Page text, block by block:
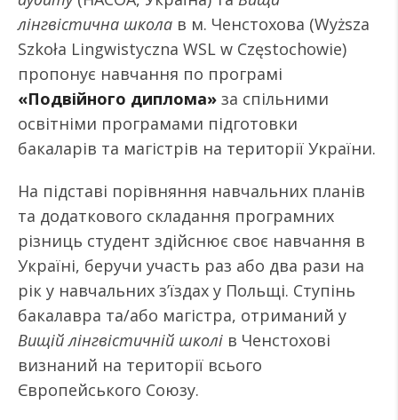
лінгвістична школа в м. Ченстохова (Wyższa
Szkoła Lingwistyczna WSL w Częstochowie)
пропонує навчання по програмі
«Подвійного диплома» за спільними
освітніми програмами підготовки
бакаларів та магістрів на території України.
На підставі порівняння навчальних планів
та додаткового складання програмних
різниць студент здійснює своє навчання в
Україні, беручи участь раз або два рази на
рік у навчальних з’їздах у Польщі. Ступінь
бакалавра та/або магістра, отриманий у
Вищій лінгвістичній школі в Ченстохові
визнаний на території всього
Європейського Союзу.